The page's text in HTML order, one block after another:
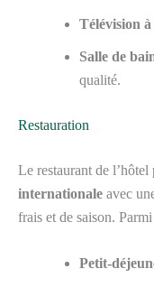
Télévision
Salle de
qualité.
Restauration
Le restaurant de l’hôtel
internationale avec
frais et de saison.
Petit-